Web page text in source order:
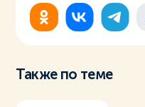
Также по теме